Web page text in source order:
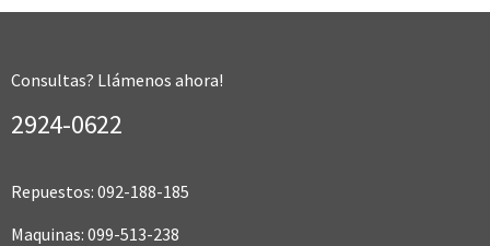
Consultas? Llámenos ahora!
2924-0622
Repuestos: 092-188-185
Maquinas: 099-513-238